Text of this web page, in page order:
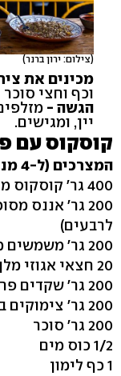
(צילום: ירון ברנר)
מכינים את
וכף וחצי
הגשה -
יין, ומגישים.
קוסקוס עם
המצרכים (ל-4 מנות):
400 גר' קוסקוס מוכן (אפשר גם משקית מוכנה)
לרבעים)
200 גר' משמשים מיובשים
20 חצאי אגוזי מלך
200 גר' שקדים פרוסים
200 גר' צימוקים בהירים
200 גר' סוכר
1/2 כוס מים
1 כף לימון